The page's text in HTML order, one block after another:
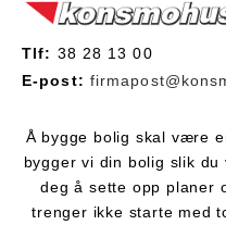
Tlf: 38 28 13 00
E-post:
Å bygge bolig skal være
bygger vi din bolig slik
deg å sette opp planer
trenger ikke starte med